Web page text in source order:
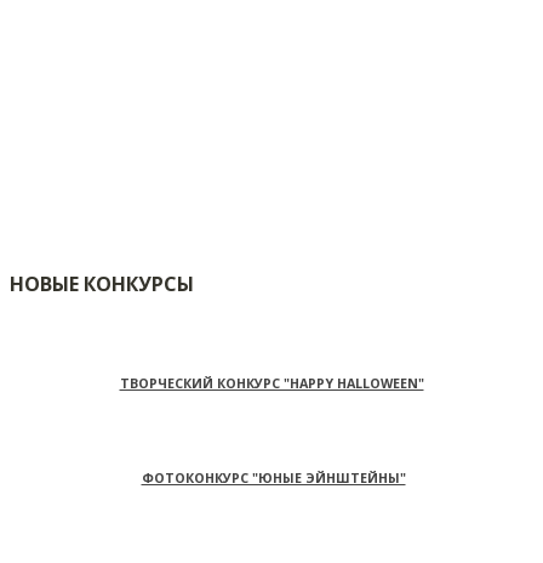
НОВЫЕ КОНКУРСЫ
ТВОРЧЕСКИЙ КОНКУРС "HAPPY HALLOWEEN"
ФОТОКОНКУРС "ЮНЫЕ ЭЙНШТЕЙНЫ"